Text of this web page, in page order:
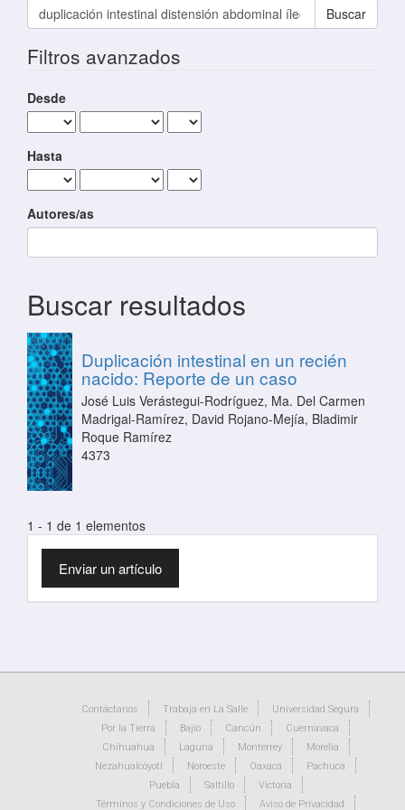
Buscar artículos por
Filtros avanzados
Desde
Hasta
Autores/as
Buscar resultados
Duplicación intestinal en un recién
nacido: Reporte de un caso
José Luis Verástegui-Rodríguez, Ma. Del Carmen
Madrigal-Ramírez, David Rojano-Mejía, Bladimir
Roque Ramírez
4373
1 - 1 de 1 elementos
Enviar
un
artículo
Enviar un artículo
Contáctanos Trabaja en La Salle
Universidad Segura
Por la Tierra
Bajío Cancún
Cuernavaca
Chihuahua
Laguna Monterrey
Morelia
Nezahualcóyotl
Noroeste Oaxaca
Pachuca
Puebla
Saltillo
Victoria
Términos y Condiciones de Uso
Aviso de Privacidad